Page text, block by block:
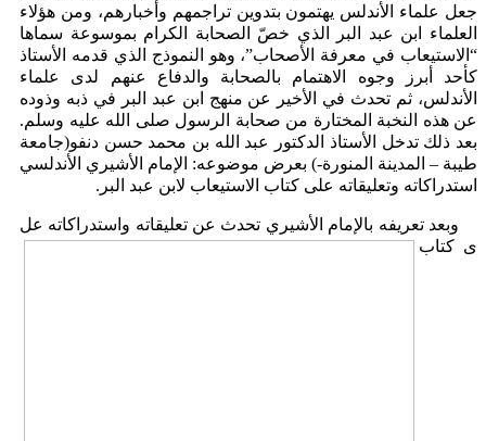
جعل علماء الأندلس يهتمون بتدوين تراجمهم وأخبارهم، ومن هؤلاء
العلماء ابن عبد البر الذي خصّ الصحابة الكرام بموسوعة سماها
“الاستيعاب في معرفة الأصحاب”، وهو النموذج الذي قدمه الأستاذ
كأحد أبرز وجوه الاهتمام بالصحابة والدفاع عنهم لدى علماء
الأندلس، ثم تحدث في الأخير عن منهج ابن عبد البر في ذبه وذوده
عن هذه النخبة المختارة من صحابة الرسول صلى الله عليه وسلم.
بعد ذلك تدخل الأستاذ الدكتور عبد الله بن محمد حسن دنفو(جامعة
طيبة – المدينة المنورة-) بعرض موضوعه: الإمام الأشيري الأندلسي
استدراكاته وتعليقاته على كتاب الاستيعاب لابن عبد البر.
وبعد تعريفه بالإمام الأشيري تحدث عن تعليقاته واستدراكاته عل
ى كتاب